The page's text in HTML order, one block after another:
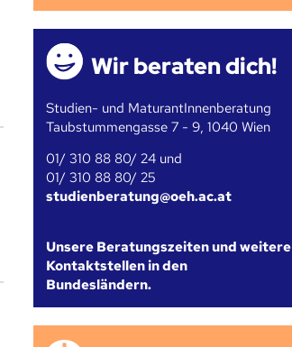
Wir beraten dich!
Studien- und MaturantInnenberatung
Taubstummengasse 7 - 9, 1040 Wien
01/ 310 88 80/ 24 und
01/ 310 88 80/ 25
studienberatung@oeh.ac.at
Unsere Beratungszeiten und weitere
Kontaktstellen in den
Bundesländern.